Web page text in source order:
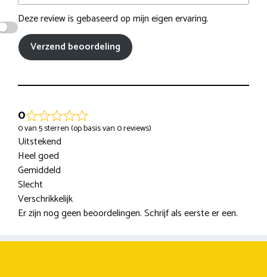
Deze review is gebaseerd op mijn eigen ervaring.
Verzend beoordeling
0
0 van 5 sterren (op basis van 0 reviews)
Uitstekend
Heel goed
Gemiddeld
Slecht
Verschrikkelijk
Er zijn nog geen beoordelingen. Schrijf als eerste er een.